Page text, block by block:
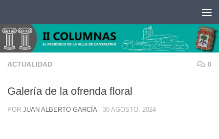
ACTUALIDAD 0
Galería de la ofrenda floral
POR JUAN ALBERTO GARCÍA · 30 AGOSTO, 2024